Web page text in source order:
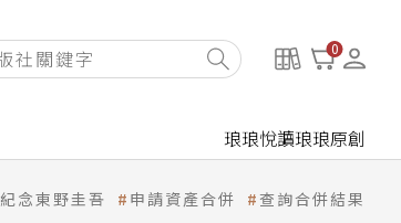
0
琅琅悅讀琅琅原創
紀念東野圭吾 申請資產合併 查詢合併結果